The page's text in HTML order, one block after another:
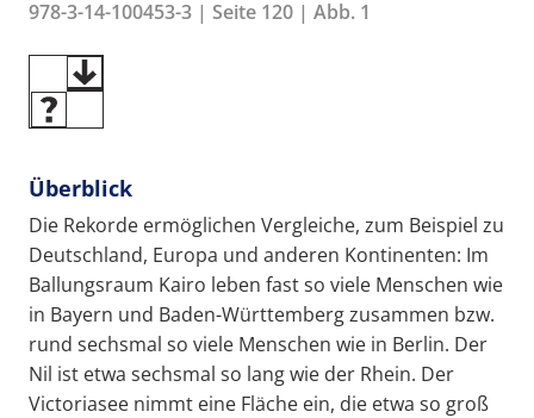
978-3-14-100453-3 | Seite 120 | Abb. 1
Überblick
Die Rekorde ermöglichen Vergleiche, zum Beispiel zu
Deutschland, Europa und anderen Kontinenten: Im
Ballungsraum Kairo leben fast so viele Menschen wie
in Bayern und Baden-Württemberg zusammen bzw.
rund sechsmal so viele Menschen wie in Berlin. Der
Nil ist etwa sechsmal so lang wie der Rhein. Der
Victoriasee nimmt eine Fläche ein, die etwa so groß